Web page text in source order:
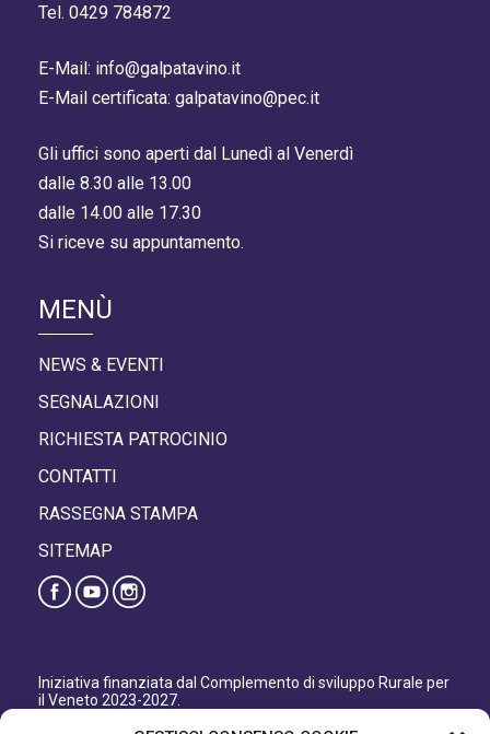
Tel. 0429 784872
E-Mail: info@galpatavino.it
E-Mail certificata: galpatavino@pec.it
Gli uffici sono aperti dal Lunedì al Venerdì
dalle 8.30 alle 13.00
dalle 14.00 alle 17.30
Si riceve su appuntamento.
MENÙ
NEWS & EVENTI
SEGNALAZIONI
RICHIESTA PATROCINIO
CONTATTI
RASSEGNA STAMPA
SITEMAP
Iniziativa finanziata dal Complemento di sviluppo Rurale per
il Veneto 2023-2027.